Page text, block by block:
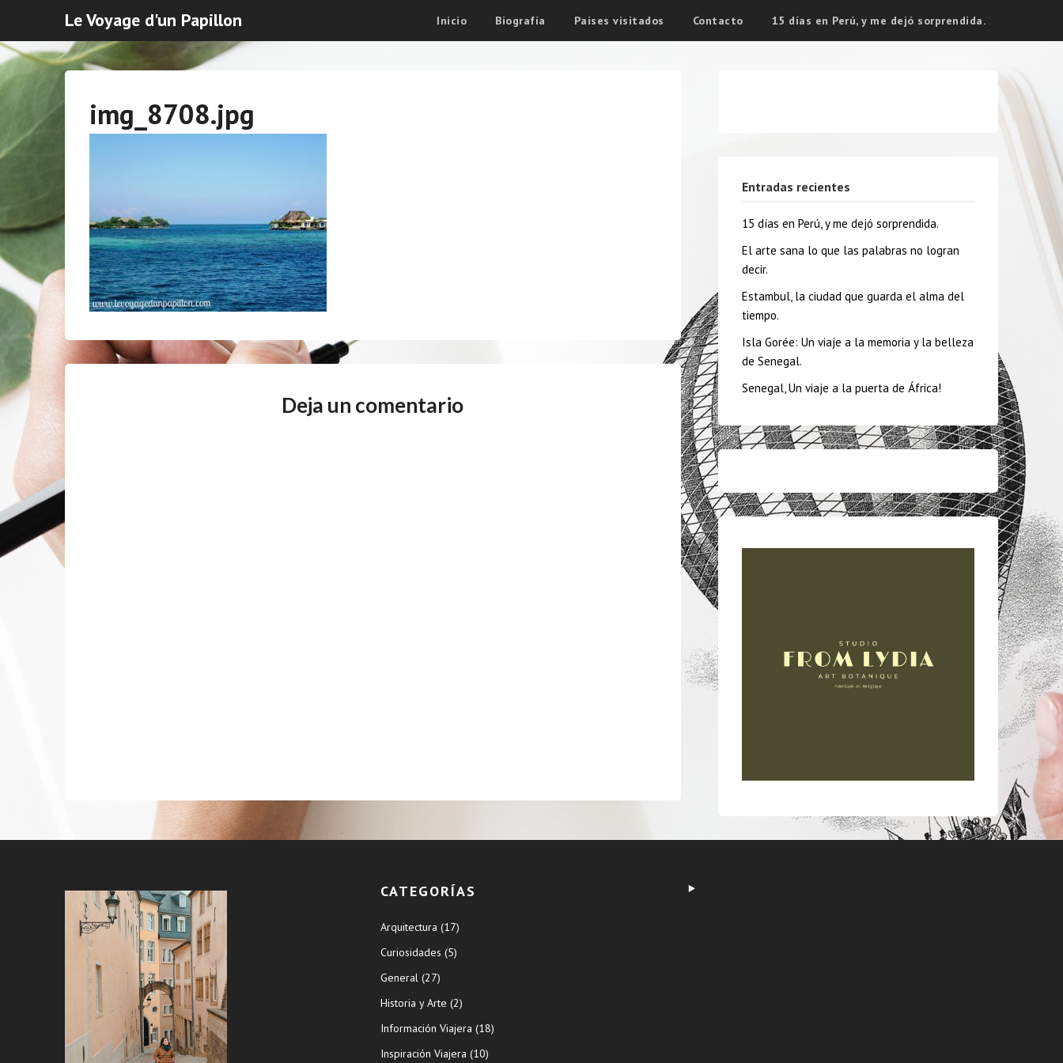
Le Voyage d'un Papillon Inicio Biografía Paises visitados Contacto 15 días en Perú, y me dejó sorprendida.
img_8708.jpg
Deja un comentario
Entradas recientes
15 días en Perú, y me dejó sorprendida.
El arte sana lo que las palabras no logran
decir.
Estambul, la ciudad que guarda el alma del
tiempo.
Isla Gorée: Un viaje a la memoria y la belleza
de Senegal.
Senegal, Un viaje a la puerta de África!
CATEGORÍAS
Arquitectura (17)
Curiosidades (5)
General (27)
Historia y Arte (2)
Información Viajera (18)
Inspiración Viajera (10)